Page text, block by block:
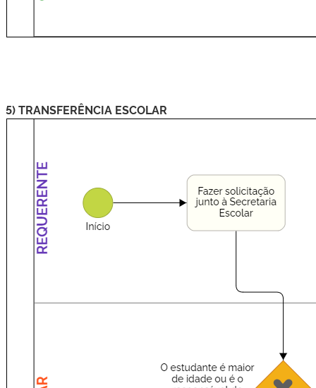
5) TRANSFERÊNCIA ESCOLAR